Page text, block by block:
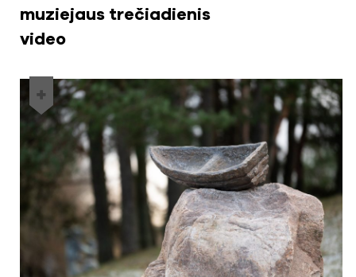
muziejaus trečiadienis
video